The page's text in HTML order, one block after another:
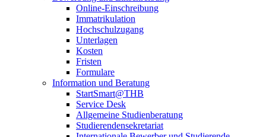
Online-Einschreibung
Immatrikulation
Hochschulzugang
Unterlagen
Kosten
Fristen
Formulare
Information und Beratung
StartSmart@THB
Service Desk
Allgemeine Studienberatung
Studierendensekretariat